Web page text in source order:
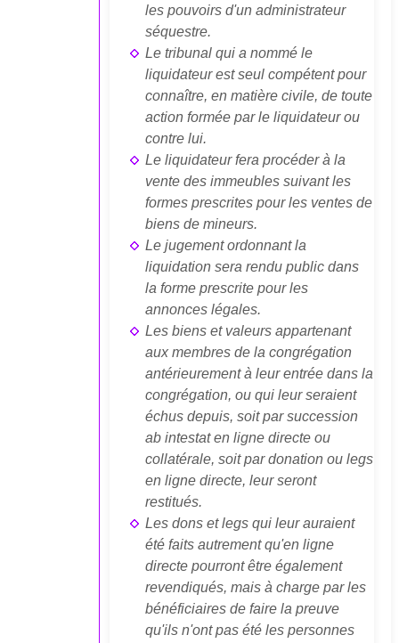
les pouvoirs d'un administrateur
séquestre.
Le tribunal qui a nommé le
liquidateur est seul compétent pour
connaître, en matière civile, de toute
action formée par le liquidateur ou
contre lui.
Le liquidateur fera procéder à la
vente des immeubles suivant les
formes prescrites pour les ventes de
biens de mineurs.
Le jugement ordonnant la
liquidation sera rendu public dans
la forme prescrite pour les
annonces légales.
Les biens et valeurs appartenant
aux membres de la congrégation
antérieurement à leur entrée dans la
congrégation, ou qui leur seraient
échus depuis, soit par succession
ab intestat en ligne directe ou
collatérale, soit par donation ou legs
en ligne directe, leur seront
restitués.
Les dons et legs qui leur auraient
été faits autrement qu'en ligne
directe pourront être également
revendiqués, mais à charge par les
bénéficiaires de faire la preuve
qu'ils n'ont pas été les personnes